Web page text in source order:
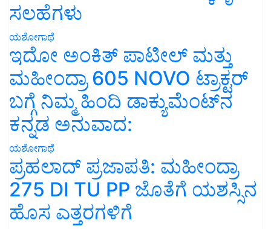
ಸಲಹೆಗಳು
ಯಶೋಗಾಥೆ
ಇದೋ ಅಂಕಿತ್ ಪಾಟೀಲ್ ಮತ್ತು
ಮಹೀಂದ್ರಾ 605 NOVO ಟ್ರಾಕ್ಟರ್
ಬಗ್ಗೆ ನಿಮ್ಮ ಹಿಂದಿ ಡಾಕ್ಯುಮೆಂಟ್‌ನ
ಕನ್ನಡ ಅನುವಾದ:
ಯಶೋಗಾಥೆ
ಪ್ರಹಲಾದ್ ಪ್ರಜಾಪತಿ: ಮಹೀಂದ್ರಾ
275 DI TU PP ಜೊತೆಗೆ ಯಶಸ್ಸಿನ
ಹೊಸ ಎತ್ತರಗಳಿಗೆ